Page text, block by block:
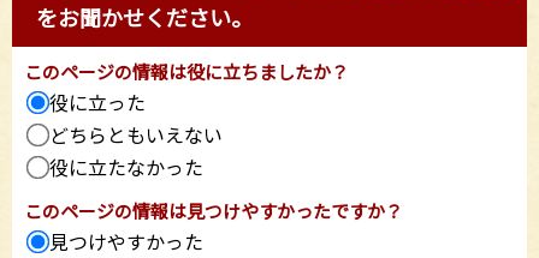
をお聞かせください。
このページの情報は役に立ちましたか？
役に立った
どちらともいえない
役に立たなかった
このページの情報は見つけやすかったですか？
見つけやすかった